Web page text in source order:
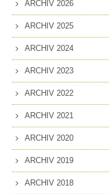
ARCHIV 2026
ARCHIV 2025
ARCHIV 2024
ARCHIV 2023
ARCHIV 2022
ARCHIV 2021
ARCHIV 2020
ARCHIV 2019
ARCHIV 2018